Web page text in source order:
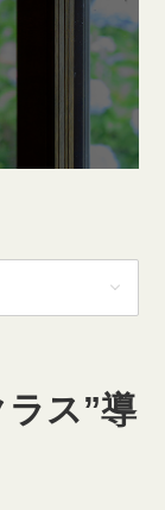
ス”導